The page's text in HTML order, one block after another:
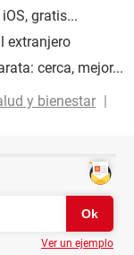
gratis...
extranjero
cerca, mejor...
y bienestar
Ver un ejemplo